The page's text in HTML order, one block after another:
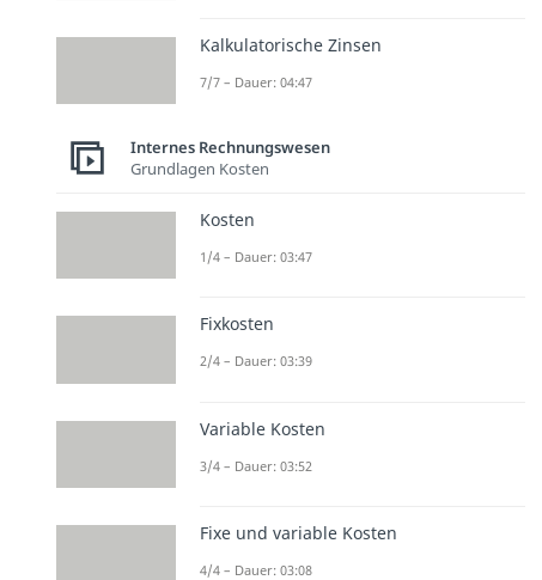
Kalkulatorische Zinsen
7/7 – Dauer: 04:47
Internes Rechnungswesen
Grundlagen Kosten
Kosten
1/4 – Dauer: 03:47
Fixkosten
2/4 – Dauer: 03:39
Variable Kosten
3/4 – Dauer: 03:52
Fixe und variable Kosten
4/4 – Dauer: 03:08